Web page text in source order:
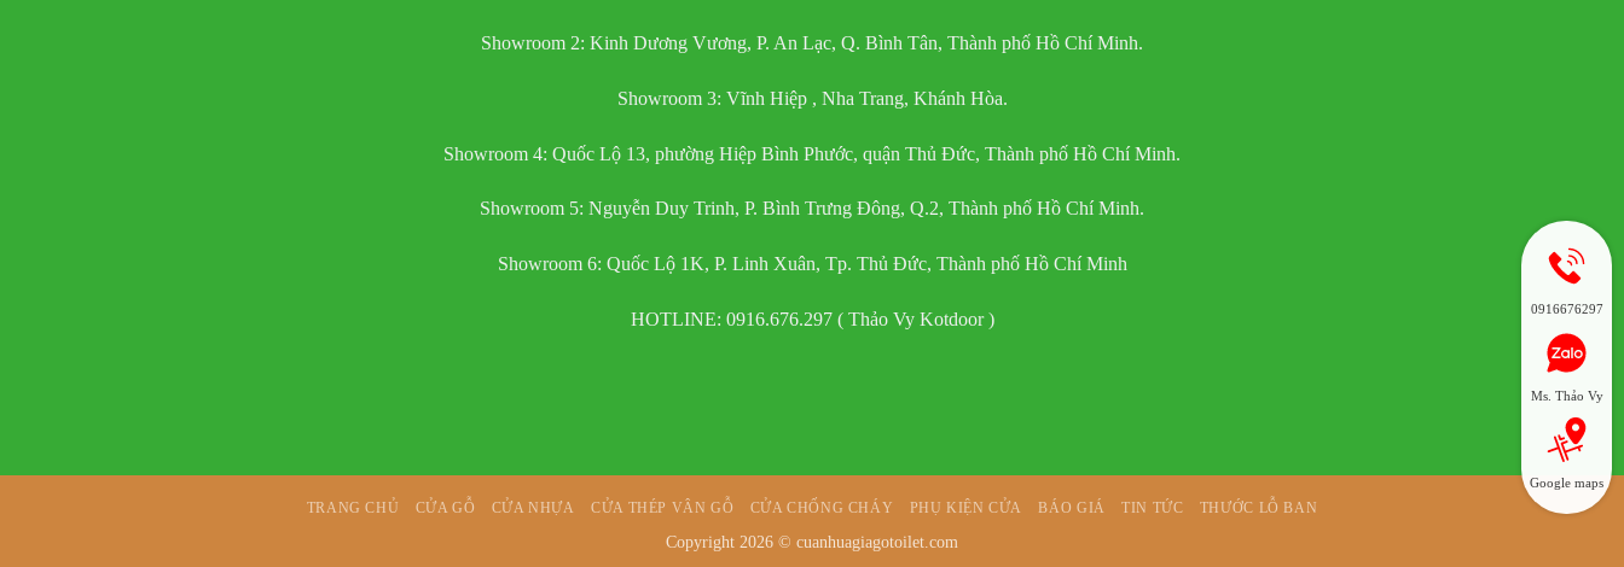
Showroom 2: Kinh Dương Vương, P. An Lạc, Q. Bình Tân, Thành phố Hồ Chí Minh.
Showroom 3: Vĩnh Hiệp , Nha Trang, Khánh Hòa.
Showroom 4: Quốc Lộ 13, phường Hiệp Bình Phước, quận Thủ Đức, Thành phố Hồ Chí Minh.
Showroom 5: Nguyễn Duy Trinh, P. Bình Trưng Đông, Q.2, Thành phố Hồ Chí Minh.
Showroom 6: Quốc Lộ 1K, P. Linh Xuân, Tp. Thủ Đức, Thành phố Hồ Chí Minh
HOTLINE: 0916.676.297 ( Thảo Vy Kotdoor )
TRANG CHỦ CỬA GỖ CỬA NHỰA CỬA THÉP VÂN GỖ CỬA CHỐNG CHÁY PHỤ KIỆN CỬA BÁO GIÁ TIN TỨC THƯỚC LỖ BAN
Copyright 2026 © cuanhuagiagotoilet.com
0916676297
Ms. Thảo Vy
Google maps